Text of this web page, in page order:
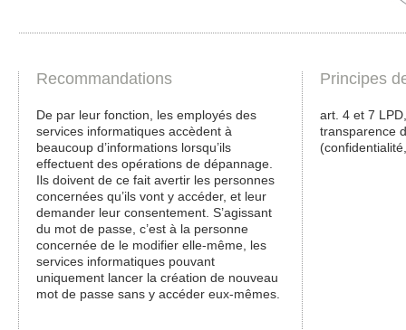
Recommandations
De par leur fonction, les employés des
services informatiques accèdent à
beaucoup d’informations lorsqu’ils
effectuent des opérations de dépannage.
Ils doivent de ce fait avertir les personnes
concernées qu’ils vont y accéder, et leur
demander leur consentement. S’agissant
du mot de passe, c’est à la personne
concernée de le modifier elle-même, les
services informatiques pouvant
uniquement lancer la création de nouveau
mot de passe sans y accéder eux-mêmes.
Principes
art. 4 et 7
transparence